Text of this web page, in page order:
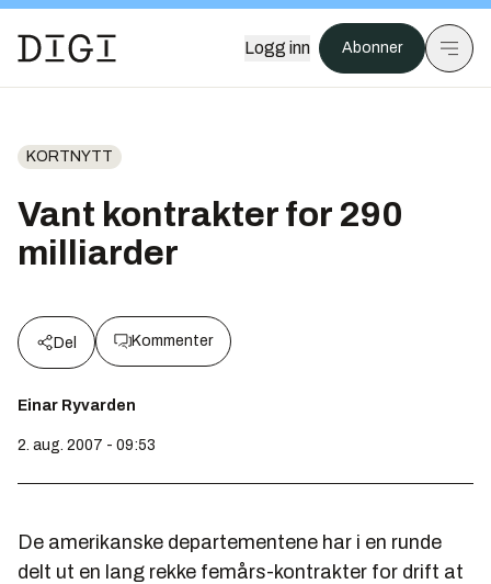
Logg inn Abonner
KORTNYTT
Vant kontrakter for 290
milliarder
Del Kommenter
Einar Ryvarden
2. aug. 2007 - 09:53
De amerikanske departementene har i en runde
delt ut en lang rekke femårs-kontrakter for drift at